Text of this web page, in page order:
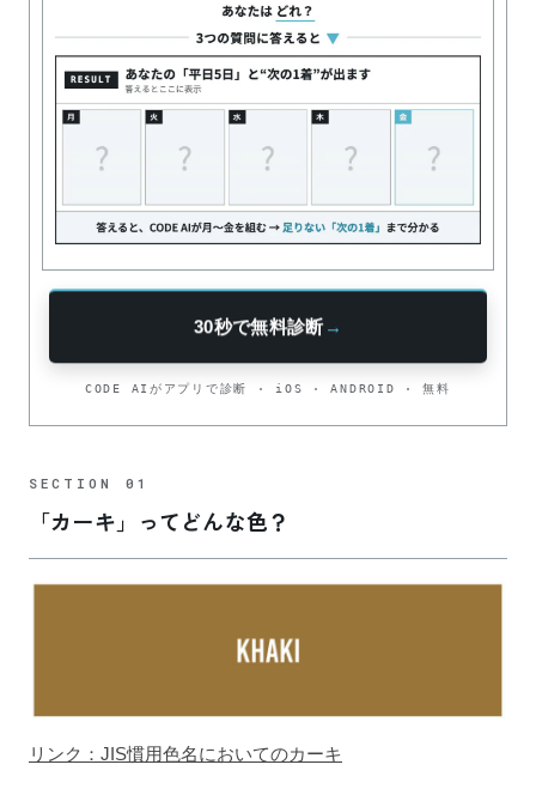
30秒で無料診断 →
CODE AIがアプリで診断 · iOS · ANDROID · 無料
「カーキ」ってどんな色？
リンク：JIS慣用色名においてのカーキ